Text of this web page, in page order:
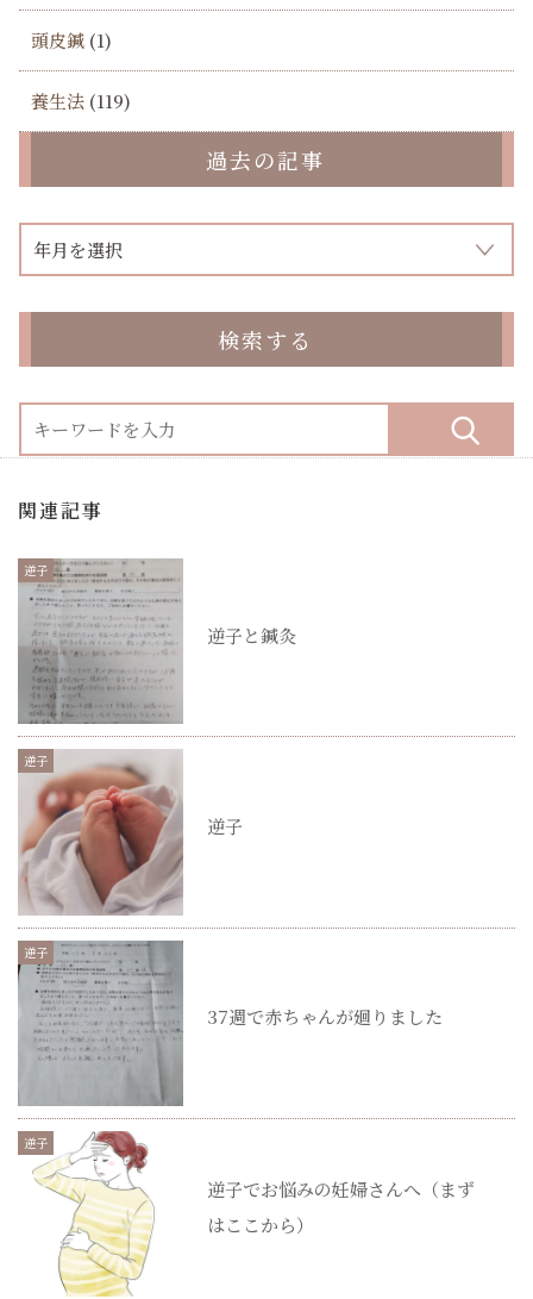
頭皮鍼 (1)
養生法 (119)
過去の記事
検索する
関連記事
逆子
逆子と鍼灸
逆子
逆子
逆子
37週で赤ちゃんが廻りました
逆子
逆子でお悩みの妊婦さんへ（まず
はここから）